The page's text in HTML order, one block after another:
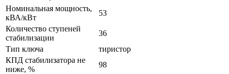
Номинальная мощность,
кВА/кВт
53
Количество ступеней
стабилизации
36
Тип ключа
тиристор
КПД стабилизатора не
ниже, %
98